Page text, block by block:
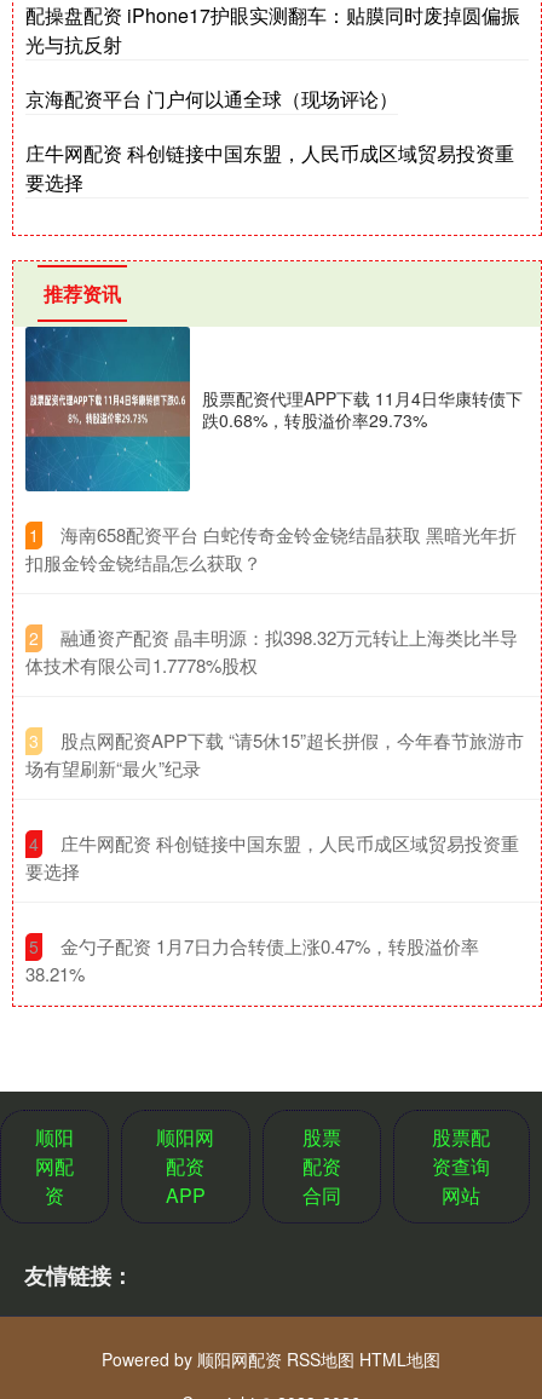
配操盘配资 iPhone17护眼实测翻车：贴膜同时废掉圆偏振
光与抗反射
京海配资平台 门户何以通全球（现场评论）
庄牛网配资 科创链接中国东盟，人民币成区域贸易投资重
要选择
推荐资讯
股票配资代理APP下载 11月4日华康转债下
跌0.68%，转股溢价率29.73%
1
​海南658配资平台 白蛇传奇金铃金铙结晶获取 黑暗光年折
扣服金铃金铙结晶怎么获取？
2
​融通资产配资 晶丰明源：拟398.32万元转让上海类比半导
体技术有限公司1.7778%股权
3
​股点网配资APP下载 “请5休15”超长拼假，今年春节旅游市
场有望刷新“最火”纪录
4
​庄牛网配资 科创链接中国东盟，人民币成区域贸易投资重
要选择
5
​金勺子配资 1月7日力合转债上涨0.47%，转股溢价率
38.21%
顺阳
网配
资
顺阳网
配资
APP
股票
配资
合同
股票配
资查询
网站
友情链接：
Powered by 顺阳网配资 RSS地图 HTML地图